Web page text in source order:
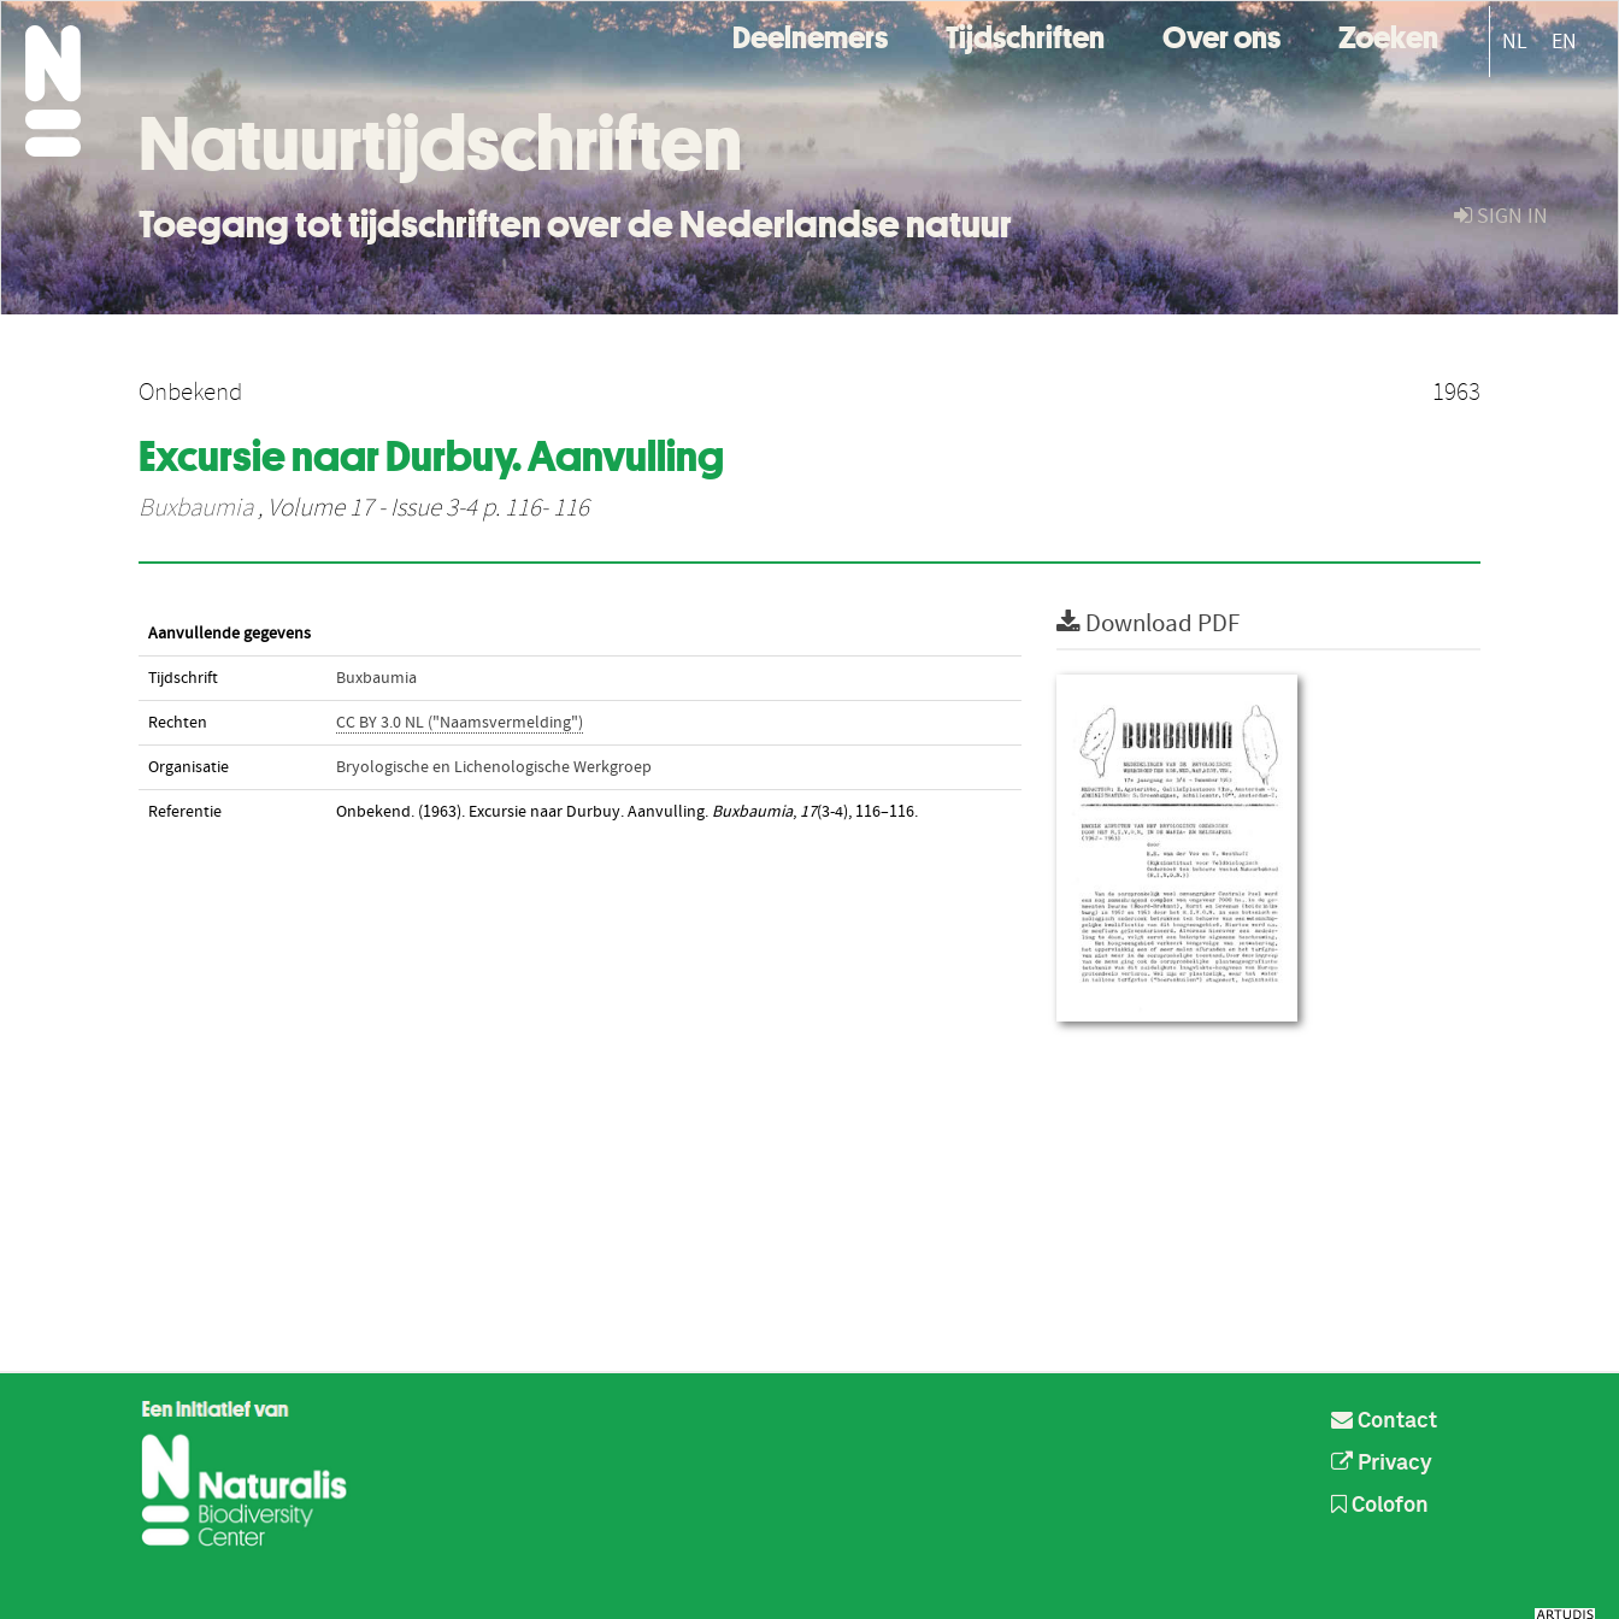
Deelnemers Tijdschriften Over ons Zoeken NL EN
SIGN IN
Natuurtijdschriften
Toegang tot tijdschriften over de Nederlandse natuur
Onbekend 1963
Excursie naar Durbuy. Aanvulling
Buxbaumia, Volume 17 - Issue 3-4 p. 116- 116
Aanvullende gegevens
Tijdschrift Buxbaumia
Rechten CC BY 3.0 NL ("Naamsvermelding")
Organisatie Bryologische en Lichenologische Werkgroep
Referentie Onbekend. (1963). Excursie naar Durbuy. Aanvulling. Buxbaumia, 17(3-4), 116–116.
Download PDF
Contact
Privacy
Colofon